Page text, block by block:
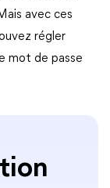
avec ces
régler
mot de passe